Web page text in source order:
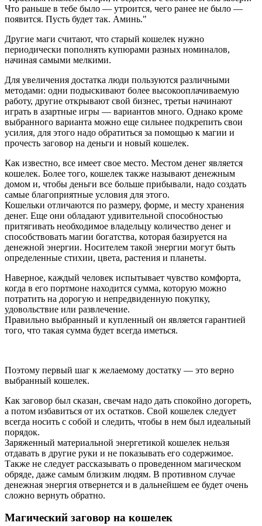
Что раньше в тебе было — утроится, чего ранее не было —
появится. Пусть будет так. Аминь."
Другие маги считают, что старый кошелек нужно
периодически пополнять купюрами разных номиналов,
начиная самыми мелкими.
Для увеличения достатка люди пользуются различными
методами: одни подыскивают более высокооплачиваемую
работу, другие открывают свой бизнес, третьи начинают
играть в азартные игры — вариантов много. Однако кроме
выбранного варианта можно еще сильнее подкрепить свои
усилия, для этого надо обратиться за помощью к магии и
прочесть заговор на деньги и новый кошелек.
Как известно, все имеет свое место. Местом денег является
кошелек. Более того, кошелек также называют денежным
домом и, чтобы деньги все больше прибывали, надо создать
самые благоприятные условия для этого.
Кошельки отличаются по размеру, форме, и месту хранения
денег. Еще они обладают удивительной способностью
притягивать необходимое владельцу количество денег и
способствовать магии богатства, которая базируется на
денежной энергии. Носителем такой энергии могут быть
определенные стихии, цвета, растения и планеты.
Наверное, каждый человек испытывает чувство комфорта,
когда в его портмоне находится сумма, которую можно
потратить на дорогую и непредвиденную покупку,
удовольствие или развлечение.
Правильно выбранный и купленный он является гарантией
того, что такая сумма будет всегда иметься.
Поэтому первый шаг к желаемому достатку — это верно
выбранный кошелек.
Как заговор был сказан, свечам надо дать спокойно догореть,
а потом избавиться от их остатков. Свой кошелек следует
всегда носить с собой и следить, чтобы в нем был идеальный
порядок.
Заряженный материальной энергетикой кошелек нельзя
отдавать в другие руки и не показывать его содержимое.
Также не следует рассказывать о проведенном магическом
обряде, даже самым близким людям. В противном случае
денежная энергия отвернется и в дальнейшем ее будет очень
сложно вернуть обратно.
Магический заговор на кошелек